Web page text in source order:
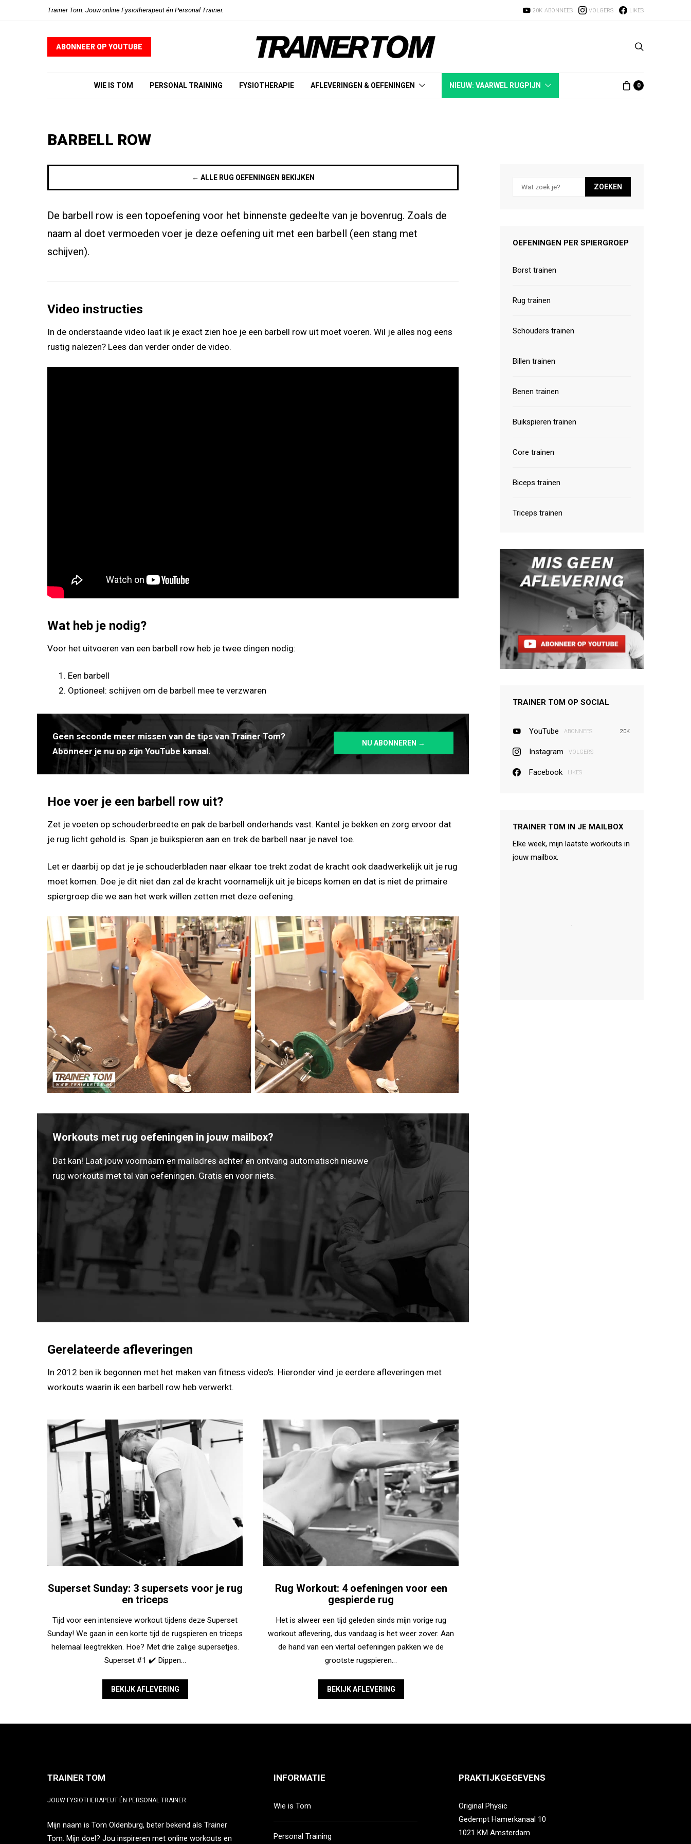
Trainer Tom. Jouw online Fysiotherapeut én Personal Trainer. 20K ABONNEES VOLGERS LIKES
ABONNEER OP YOUTUBE
WIE IS TOM PERSONAL TRAINING FYSIOTHERAPIE AFLEVERINGEN & OEFENINGEN NIEUW: VAARWEL RUGPIJN 0
BARBELL ROW
← ALLE RUG OEFENINGEN BEKIJKEN
De barbell row is een topoefening voor het binnenste gedeelte van je bovenrug. Zoals de
naam al doet vermoeden voer je deze oefening uit met een barbell (een stang met
schijven).
Video instructies
In de onderstaande video laat ik je exact zien hoe je een barbell row uit moet voeren. Wil je alles nog eens
rustig nalezen? Lees dan verder onder de video.
Wat heb je nodig?
Voor het uitvoeren van een barbell row heb je twee dingen nodig:
Een barbell
Optioneel: schijven om de barbell mee te verzwaren
Geen seconde meer missen van de tips van Trainer Tom?
Abonneer je nu op zijn YouTube kanaal.
NU ABONNEREN →
Hoe voer je een barbell row uit?
Zet je voeten op schouderbreedte en pak de barbell onderhands vast. Kantel je bekken en zorg ervoor dat
je rug licht gehold is. Span je buikspieren aan en trek de barbell naar je navel toe.
Let er daarbij op dat je je schouderbladen naar elkaar toe trekt zodat de kracht ook daadwerkelijk uit je rug
moet komen. Doe je dit niet dan zal de kracht voornamelijk uit je biceps komen en dat is niet de primaire
spiergroep die we aan het werk willen zetten met deze oefening.
Workouts met rug oefeningen in jouw mailbox?
Dat kan! Laat jouw voornaam en mailadres achter en ontvang automatisch nieuwe
rug workouts met tal van oefeningen. Gratis en voor niets.
Gerelateerde afleveringen
In 2012 ben ik begonnen met het maken van fitness video’s. Hieronder vind je eerdere afleveringen met
workouts waarin ik een barbell row heb verwerkt.
Superset Sunday: 3 supersets voor je rug
en triceps
Tijd voor een intensieve workout tijdens deze Superset
Sunday! We gaan in een korte tijd de rugspieren en triceps
helemaal leegtrekken. Hoe? Met drie zalige supersetjes.
Superset #1 ✔️ Dippen…
BEKIJK AFLEVERING
Rug Workout: 4 oefeningen voor een
gespierde rug
Het is alweer een tijd geleden sinds mijn vorige rug
workout aflevering, dus vandaag is het weer zover. Aan
de hand van een viertal oefeningen pakken we de
grootste rugspieren…
BEKIJK AFLEVERING
ZOEKEN
OEFENINGEN PER SPIERGROEP
Borst trainen
Rug trainen
Schouders trainen
Billen trainen
Benen trainen
Buikspieren trainen
Core trainen
Biceps trainen
Triceps trainen
TRAINER TOM OP SOCIAL
YouTube 20K
ABONNEES
Instagram VOLGERS
Facebook LIKES
TRAINER TOM IN JE MAILBOX
Elke week, mijn laatste workouts in
jouw mailbox.
TRAINER TOM
JOUW FYSIOTHERAPEUT ÉN PERSONAL TRAINER
Mijn naam is Tom Oldenburg, beter bekend als Trainer
Tom. Mijn doel? Jou inspireren met online workouts en
INFORMATIE
Wie is Tom
Personal Training
PRAKTIJKGEGEVENS
Original Physic
Gedempt Hamerkanaal 10
1021 KM Amsterdam